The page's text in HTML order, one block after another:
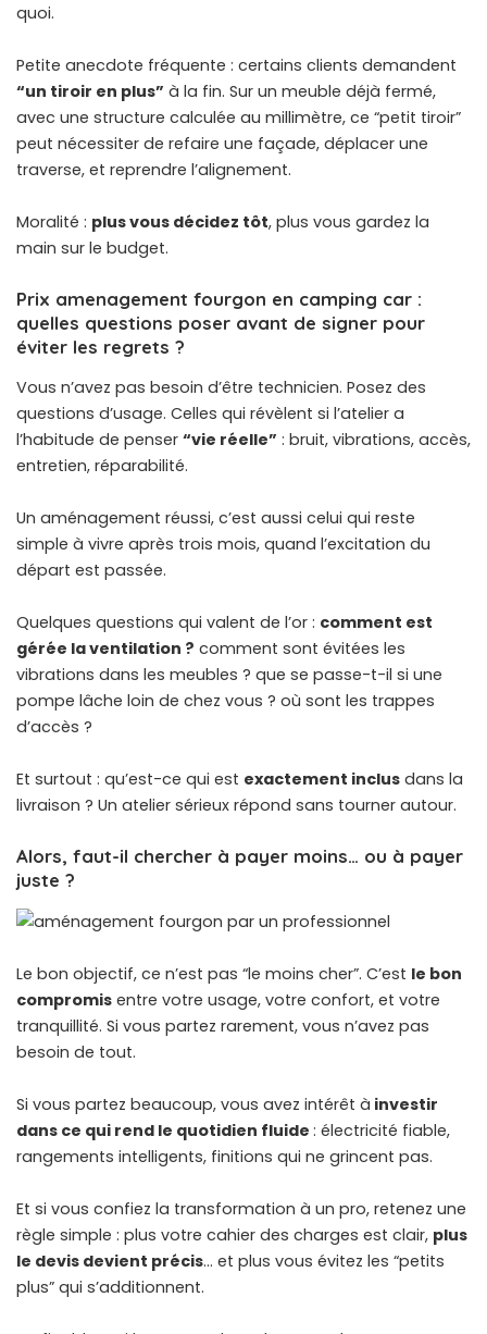
quoi.
Petite anecdote fréquente : certains clients demandent
“un tiroir en plus” à la fin. Sur un meuble déjà fermé,
avec une structure calculée au millimètre, ce “petit tiroir”
peut nécessiter de refaire une façade, déplacer une
traverse, et reprendre l’alignement.
Moralité : plus vous décidez tôt, plus vous gardez la
main sur le budget.
Prix amenagement fourgon en camping car :
quelles questions poser avant de signer pour
éviter les regrets ?
Vous n’avez pas besoin d’être technicien. Posez des
questions d’usage. Celles qui révèlent si l’atelier a
l’habitude de penser “vie réelle” : bruit, vibrations, accès,
entretien, réparabilité.
Un aménagement réussi, c’est aussi celui qui reste
simple à vivre après trois mois, quand l’excitation du
départ est passée.
Quelques questions qui valent de l’or : comment est
gérée la ventilation ? comment sont évitées les
vibrations dans les meubles ? que se passe-t-il si une
pompe lâche loin de chez vous ? où sont les trappes
d’accès ?
Et surtout : qu’est-ce qui est exactement inclus dans la
livraison ? Un atelier sérieux répond sans tourner autour.
Alors, faut-il chercher à payer moins… ou à payer
juste ?
Le bon objectif, ce n’est pas “le moins cher”. C’est le bon
compromis entre votre usage, votre confort, et votre
tranquillité. Si vous partez rarement, vous n’avez pas
besoin de tout.
Si vous partez beaucoup, vous avez intérêt à investir
dans ce qui rend le quotidien fluide : électricité fiable,
rangements intelligents, finitions qui ne grincent pas.
Et si vous confiez la transformation à un pro, retenez une
règle simple : plus votre cahier des charges est clair, plus
le devis devient précis… et plus vous évitez les “petits
plus” qui s’additionnent.